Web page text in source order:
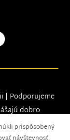
| Podporujeme
dobro
prispôsobený